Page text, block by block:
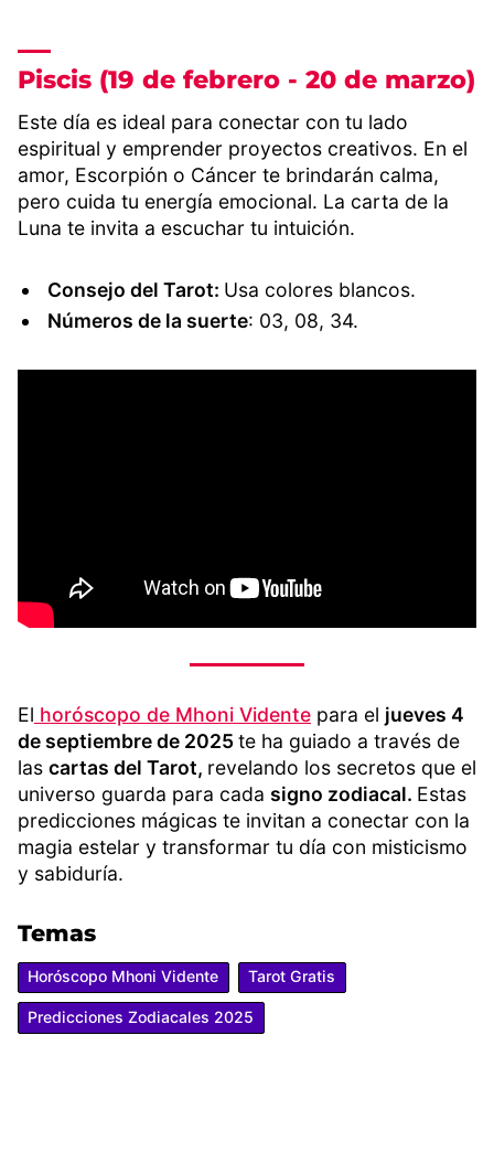
Piscis (19 de febrero - 20 de marzo)
Este día es ideal para conectar con tu lado
espiritual y emprender proyectos creativos. En el
amor, Escorpión o Cáncer te brindarán calma,
pero cuida tu energía emocional. La carta de la
Luna te invita a escuchar tu intuición.
Consejo del Tarot: Usa colores blancos.
Números de la suerte: 03, 08, 34.
El horóscopo de Mhoni Vidente para el jueves 4
de septiembre de 2025 te ha guiado a través de
las cartas del Tarot, revelando los secretos que el
universo guarda para cada signo zodiacal. Estas
predicciones mágicas te invitan a conectar con la
magia estelar y transformar tu día con misticismo
y sabiduría.
Temas
Horóscopo Mhoni Vidente Tarot Gratis
Predicciones Zodiacales 2025